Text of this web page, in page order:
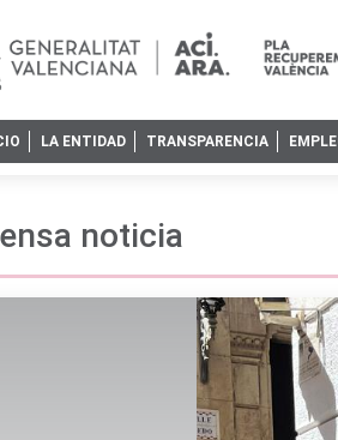
LA ENTIDAD TRANSPARENCIA
noticia